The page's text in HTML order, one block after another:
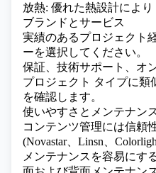
放熱: 優れた熱設計により
ブランドとサービス
実績のあるプロジェクト
ーを選択してください。
保証、技術サポート、オ
プロジェクト タイプに類
を確認します。
使いやすさとメンテナン
コンテンツ管理には信頼
(Novastar、Linsn、
メンテナンスを容易にす